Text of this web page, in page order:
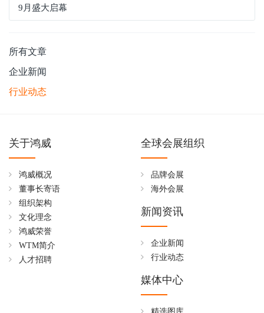
9月盛大启幕
所有文章
企业新闻
行业动态
关于鸿威
鸿威概况
董事长寄语
组织架构
文化理念
鸿威荣誉
WTM简介
人才招聘
全球会展组织
品牌会展
海外会展
新闻资讯
企业新闻
行业动态
媒体中心